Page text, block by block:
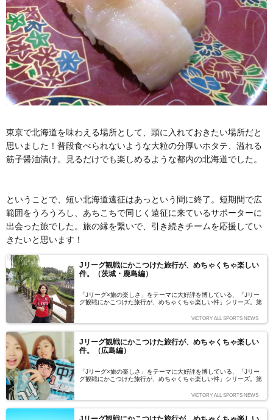
東京で北海道を味わえる場所として、頭に入れておきたい場所だと
思いました！普段食べられないような大粒の分厚いホタテ、溢れる
筋子醤油漬け。見るだけでも楽しめるような都内の北海道でした。
ということで、短い北海道遠征はあっという間に終了。短期間で広
範囲をうろうろし、あちこちで同じく遠征に来ているサポーターに
出会った旅でした。旅の縁を繋いで、引き続きチームを応援してい
きたいと思います！
Jリーグ観戦にかこつけた旅行が、めちゃくちゃ楽しい
件。（茨城・鹿島編）
「Jリーグ×旅の楽しさ」をテーマに大好評を博している、「Jリー
グ観戦にかこつけた旅行が、めちゃくちゃ楽しい件」シリーズ。第
島アントラーズサポ・児玉弥生さんにレポをお願いしました。今回
は、アウェーではなくホーム。茨城出身とはいえ東京在住の児玉さ
っとした旅行です。そして、カシマスタジアムまでの「よりみち」
には魅力がいっぱい！ さっそくご覧ください。（写真・文／児玉
弥生）
VICTORY ALL SPORTS NEWS
Jリーグ観戦にかこつけた旅行が、めちゃくちゃ楽しい
件。（広島編）
「Jリーグ×旅の楽しさ」をテーマに大好評を博している、「Jリー
グ観戦にかこつけた旅行が、めちゃくちゃ楽しい件」シリーズ。第
っているJユニ女子会さんではなく、やはりいつもお世話になって
いる帝京大・大山高先生のゼミ生である山田恭子さん・岸春菜さん
て、初の広島遠征は魅力いっぱいの旅になったようです。（写真・
VICTORY ALL SPORTS NEWS